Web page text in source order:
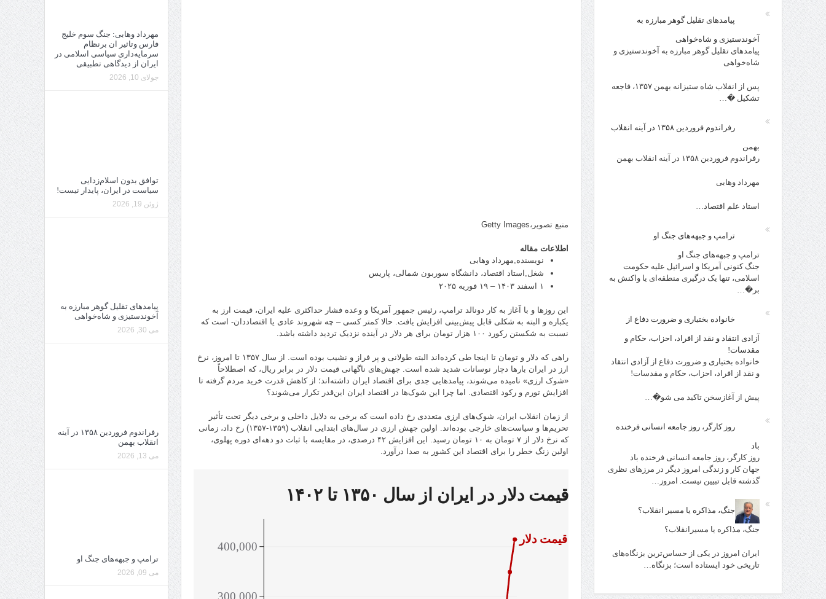
منبع تصویر،Getty Images
اطلاعات مقاله
نویسنده, مهرداد وهابی
شغل, استاد اقتصاد، دانشگاه سوربون شمالی، پاریس
۱ اسفند ۱۴۰۳ – ۱۹ فوریه ۲۰۲۵
این روزها و با آغاز به کار دونالد ترامپ، رئیس جمهور آمریکا و وعده‌ فشار حداکثری علیه ایران، قیمت ارز به
یکباره و البته به شکلی قابل پیش‌بینی افزایش یافت. حالا کمتر کسی – چه شهروند عادی یا اقتصاددان- است که
نسبت به شکستن رکورد ۱۰۰ هزار تومان برای هر دلار در آینده نزدیک تردید داشته باشد.
راهی که دلار و تومان تا اینجا طی کرده‌اند البته طولانی و پر فراز و نشیب بوده است. از سال ۱۳۵۷ تا امروز، نرخ
ارز در ایران بارها دچار نوسانات شدید شده است. جهش‌های ناگهانی قیمت دلار در برابر ریال، که اصطلاحاً
«شوک ارزی» نامیده می‌شوند، پیامدهایی جدی برای اقتصاد ایران داشته‌اند؛ از کاهش قدرت خرید مردم گرفته تا
افزایش تورم و رکود اقتصادی. اما چرا این شوک‌ها در اقتصاد ایران این‌قدر تکرار می‌شوند؟
از زمان انقلاب ایران، شوک‌های ارزی متعددی رخ داده است که برخی به دلایل داخلی و برخی دیگر تحت تأثیر
تحریم‌ها و سیاست‌های خارجی بوده‌اند. اولین جهش ارزی در سال‌های ابتدایی انقلاب (۱۳۵۹-۱۳۵۷) رخ داد، زمانی
که نرخ دلار از ۷ تومان به ۱۰ تومان رسید. این افزایش ۴۲ درصدی، در مقایسه با ثبات دو دهه‌ای دوره پهلوی،
اولین زنگ خطر را برای اقتصاد این کشور به صدا درآورد.
مهرداد وهابی: جنگ سوم خلیج
فارس وتاثیر ان برنظام
سرمایه‌داری سیاسی اسلامی در
ایران از دیدگاهی تطبیقی
جولای 10, 2026
توافق بدون اسلام‌زدایی
سیاست در ایران، پایدار نیست!
ژوئن 19, 2026
پیامدهای تقلیل گوهر مبارزه به
آخوندستیزی و شاه‌خواهی
می 30, 2026
رفراندوم فروردین ۱۳۵۸ در آینه
انقلاب بهمن
می 13, 2026
ترامپ و جبهه‌های جنگ او
می 09, 2026
پیامدهای تقلیل گوهر مبارزه به
آخوندستیزی و شاه‌خواهی
پیامدهای تقلیل گوهر مبارزه به آخوندستیزی و
شاه‌خواهی
پس از انقلاب شاه ستیزانه بهمن ۱۳۵۷، فاجعه
تشکیل �…
رفراندوم فروردین ۱۳۵۸ در آینه انقلاب
بهمن
رفراندوم فروردین ۱۳۵۸ در آینه انقلاب بهمن
مهرداد وهابی
استاد علم اقتصاد…
ترامپ و جبهه‌های جنگ او
ترامپ و جبهه‌های جنگ او
جنگ کنونی آمریکا و اسرائیل علیه حکومت
اسلامی، تنها یک درگیری منطقه‌ای یا واکنش به
بر�…
خانواده بختیاری و ضرورت دفاع از
آزادی انتقاد و نقد از افراد، احزاب، حکام و
مقدسات!
خانواده بختیاری و ضرورت دفاع از آزادی انتقاد
و نقد از افراد، احزاب، حکام و مقدسات!
پیش از آغازسخن تاکید می شو�…
روز کارگر، روز جامعه انسانی فرخنده
باد
روز کارگر، روز جامعه انسانی فرخنده باد
جهان کار و زندگی امروز دیگر در مرزهای نظری
گذشته قابل تبیین نیست. امروز…
جنگ، مذاکره یا مسیر انقلاب؟
جنگ، مذاکره یا مسیرانقلاب؟
ایران امروز در یکی از حساس‌ترین بزنگاه‌های
تاریخی خود ایستاده است؛ بزنگاه…